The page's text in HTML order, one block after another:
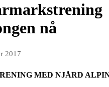
nå
2017
MED NJÅRD